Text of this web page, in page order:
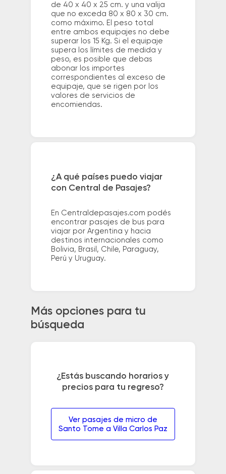
de 40 x 40 x 25 cm. y una valija
que no exceda 80 x 80 x 30 cm.
como máximo. El peso total
entre ambos equipajes no debe
superar los 15 Kg. Si el equipaje
supera los límites de medida y
peso, es posible que debas
abonar los importes
correspondientes al exceso de
equipaje, que se rigen por los
valores de servicios de
encomiendas.
¿A qué países puedo viajar
con Central de Pasajes?
En Centraldepasajes.com podés
encontrar pasajes de bus para
viajar por Argentina y hacia
destinos internacionales como
Bolivia, Brasil, Chile, Paraguay,
Perú y Uruguay.
Más opciones para tu
búsqueda
¿Estás buscando horarios y
precios para tu regreso?
Ver pasajes de micro de
Santo Tome a Villa Carlos Paz